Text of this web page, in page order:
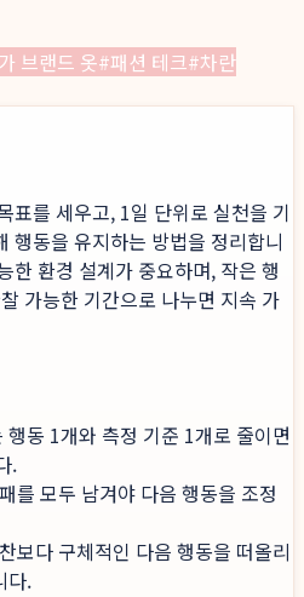
브랜드 옷#패션 테크#차란
표를 세우고, 1일 단위로 실천을 기
행동을 유지하는 방법을 정리합니
한 환경 설계가 중요하며, 작은 행
가능한 기간으로 나누면 지속 가
동 1개와 측정 기준 1개로 줄이면
.
를 모두 남겨야 다음 행동을 조정
보다 구체적인 다음 행동을 떠올리
다.